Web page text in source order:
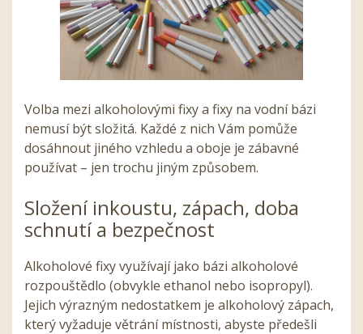
Volba mezi alkoholovými fixy a fixy na vodní bázi
nemusí být složitá. Každé z nich Vám pomůže
dosáhnout jiného vzhledu a oboje je zábavné
používat – jen trochu jiným způsobem.
Složení inkoustu, zápach, doba
schnutí a bezpečnost
Alkoholové fixy využívají jako bázi alkoholové
rozpouštědlo (obvykle ethanol nebo isopropyl).
Jejich výrazným nedostatkem je alkoholový zápach,
který vyžaduje větrání místnosti, abyste předešli